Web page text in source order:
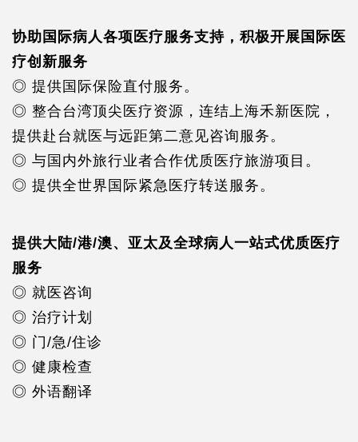
协助国际病人各项医疗服务支持，积极开展国际医
疗创新服务
◎ 提供国际保险直付服务。
◎ 整合台湾顶尖医疗资源，连结上海禾新医院，
提供赴台就医与远距第二意见咨询服务。
◎ 与国内外旅行业者合作优质医疗旅游项目。
◎ 提供全世界国际紧急医疗转送服务。
提供大陆/港/澳、亚太及全球病人一站式优质医疗
服务
◎ 就医咨询
◎ 治疗计划
◎ 门/急/住诊
◎ 健康检查
◎ 外语翻译